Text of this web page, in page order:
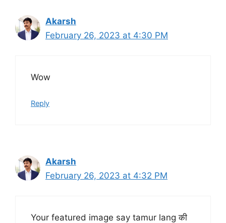
Akarsh
February 26, 2023 at 4:30 PM
Wow
Reply
Akarsh
February 26, 2023 at 4:32 PM
Your featured image say tamur lang की